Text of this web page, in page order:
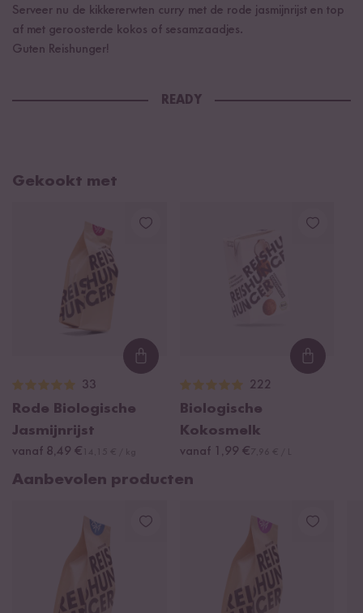
Serveer nu de kikkererwten curry met de rode jasmijnrijst en top
af met geroosterde kokos of sesamzaadjes.
Guten Reishunger!
READY
Gekookt met
Loading...
33
Rode Biologische
Jasmijnrijst
vanaf 8,49 €
222
Biologische
Kokosmelk
vanaf 1,99 €
Aanbevolen producten